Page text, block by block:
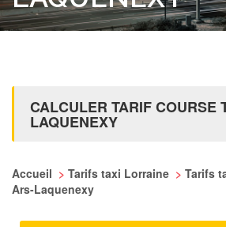
CALCULER TARIF COURSE
LAQUENEXY
Accueil > Tarifs taxi Lorraine > Tarifs
Ars-Laquenexy